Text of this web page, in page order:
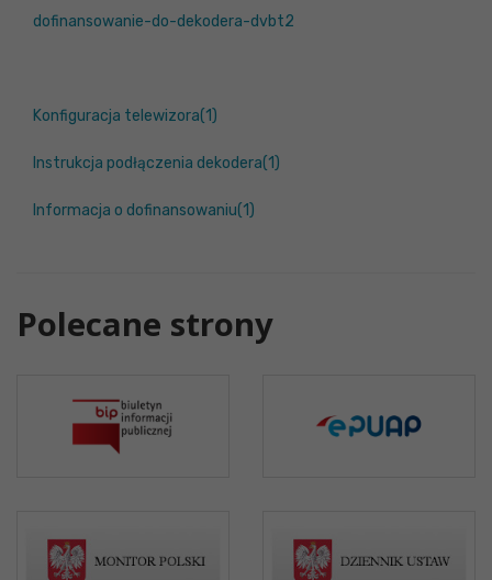
dofinansowanie-do-dekodera-dvbt2
Konfiguracja telewizora(1)
Instrukcja podłączenia dekodera(1)
Informacja o dofinansowaniu(1)
Polecane strony